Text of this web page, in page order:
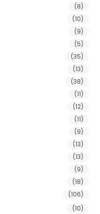
(8)
(10)
(9)
(5)
(35)
(13)
(38)
(11)
(12)
(11)
(9)
(13)
(13)
(9)
(18)
(106)
(10)